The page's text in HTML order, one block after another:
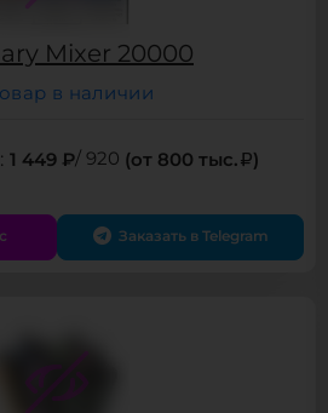
Mixer 20000
в наличии
1 449 ₽/ 920 (от 800 тыс. )
Заказать в Telegram